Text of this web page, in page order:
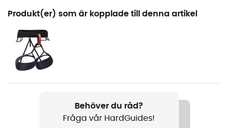
Rekommenderad för
Klättring / Bergsbestigning
Herr / Dam
Vikt
Produkt(er) som är kopplade till denna artikel
Behöver du råd?
Fråga vår HardGuides!